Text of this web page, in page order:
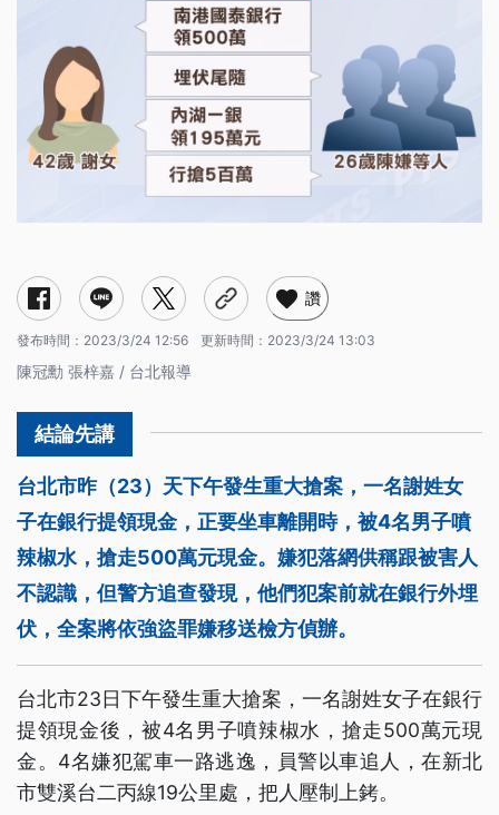
讚
發布時間： 2023/3/24 12:56 更新時間： 2023/3/24 13:03
陳冠勳 張梓嘉 / 台北報導
台北市昨（23）天下午發生重大搶案，一名謝姓女
子在銀行提領現金，正要坐車離開時，被4名男子噴
辣椒水，搶走500萬元現金。嫌犯落網供稱跟被害人
不認識，但警方追查發現，他們犯案前就在銀行外埋
伏，全案將依強盜罪嫌移送檢方偵辦。
台北市23日下午發生重大搶案，一名謝姓女子在銀行
提領現金後，被4名男子噴辣椒水，搶走500萬元現
金。4名嫌犯駕車一路逃逸，員警以車追人，在新北
市雙溪台二丙線19公里處，把人壓制上銬。